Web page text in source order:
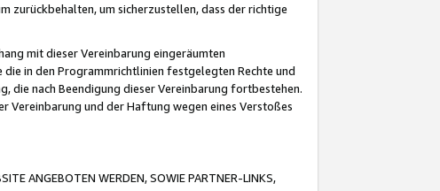
zurückbehalten, um sicherzustellen, dass der richtige
mit dieser Vereinbarung eingeräumten
in den Programmrichtlinien festgelegten Rechte und
die nach Beendigung dieser Vereinbarung fortbestehen.
Vereinbarung und der Haftung wegen eines Verstoßes
ANGEBOTEN WERDEN, SOWIE PARTNER-LINKS,